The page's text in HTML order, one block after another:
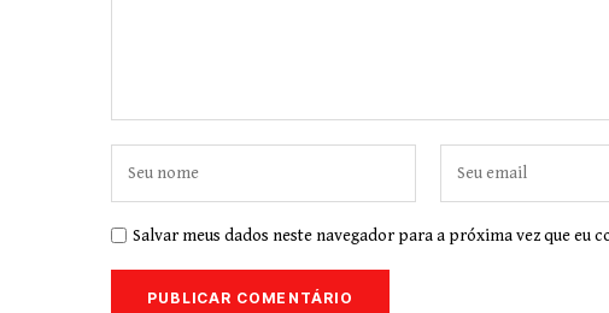
Salvar meus dados neste navegador para a próxima vez que eu